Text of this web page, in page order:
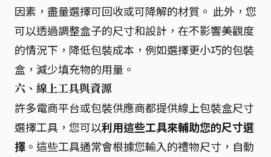
因素，盡量選擇可回收或可降解的材質。 此外，您
可以透過調整盒子的尺寸和設計，在不影響美觀度
的情況下，降低包裝成本，例如選擇更小巧的包裝
盒，減少填充物的用量。
六、線上工具與資源
許多電商平台或包裝供應商都提供線上包裝盒尺寸
選擇工具，您可以利用這些工具來輔助您的尺寸選
擇 。這些工具通常會根據您輸入的禮物尺寸，自動